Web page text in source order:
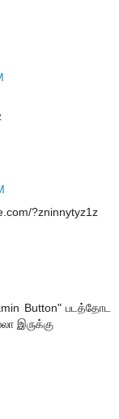
?zninnytyz1z
Button" படத்தோட
இருக்கு